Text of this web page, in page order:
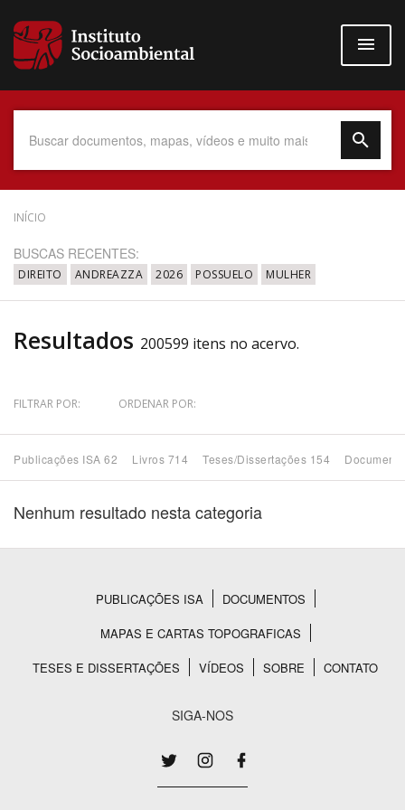
para
conteúdo
Data do Documento
Até
Povo Indígena
INÍCIO
BUSCAS RECENTES:
DIREITO ANDREAZZA 2026 POSSUELO MULHER
Resultados 200599 itens no acervo.
FILTRAR POR: ORDENAR POR:
Publicações ISA 62 Livros 714 Teses/Dissertações 154
Nenhum resultado nesta categoria
Rodapé
PUBLICAÇÕES ISA
DOCUMENTOS
MAPAS E CARTAS TOPOGRAFICAS
TESES E DISSERTAÇÕES
VÍDEOS SOBRE CONTATO
SIGA-NOS